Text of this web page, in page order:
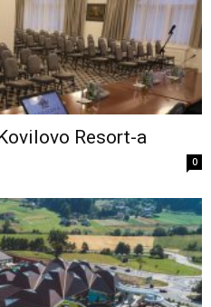
Resort-a
0